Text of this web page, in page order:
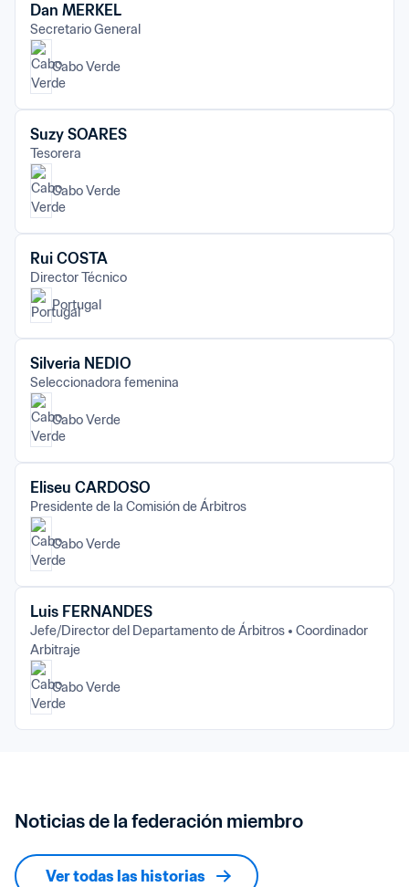
Dan MERKEL
Secretario General
Cabo Verde
Suzy SOARES
Tesorera
Cabo Verde
Rui COSTA
Director Técnico
Portugal
Silveria NEDIO
Seleccionadora femenina
Cabo Verde
Eliseu CARDOSO
Presidente de la Comisión de Árbitros
Cabo Verde
Luis FERNANDES
Jefe/Director del Departamento de Árbitros
Coordinador
Arbitraje
Cabo Verde
Noticias de la federación miembro
Ver todas las historias